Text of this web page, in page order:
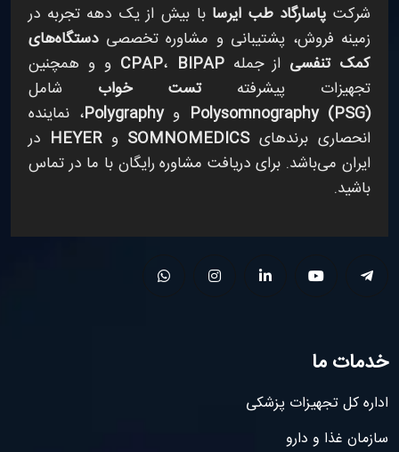
شرکت پاسارگاد طب ایرسا با بیش از یک دهه تجربه در
زمینه فروش، پشتیبانی و مشاوره تخصصیدستگاه‌های
کمک تنفسی از جمله CPAP، BIPAP و و همچنین
تجهیزات پیشرفتهتست خواب شامل
Polysomnography (PSG) وPolygraphy، نماینده
انحصاری برندهایSOMNOMEDICS وHEYER در
ایران می‌باشد. برای دریافت مشاوره رایگان با ما در تماس
باشید.
خدمات ما
اداره کل تجهیزات پزشکی
سازمان غذا و دارو